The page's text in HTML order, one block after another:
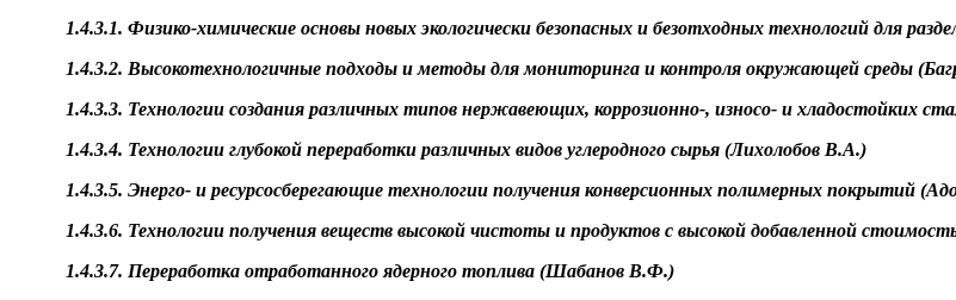
1.4.3.1. Физико-химические основы новых экологически безопасных и безотходных технологий для
1.4.3.2. Высокотехнологичные подходы и методы для мониторинга и контроля окружающей среды (
1.4.3.3. Технологии создания различных типов нержавеющих, коррозионно-,износо- и хладостойких
1.4.3.4. Технологии глубокой переработки различных видов углеродного сырья (Лихолобов В.А.)
1.4.3.5.Энерго- и ресурсосберегающие технологии получения конверсионных полимерных покрытий (
1.4.3.6. Технологии получения веществ высокой чистоты и продуктов с высокой добавленной
1.4.3.7. Переработка отработанного ядерного топлива (Шабанов В.Ф.)